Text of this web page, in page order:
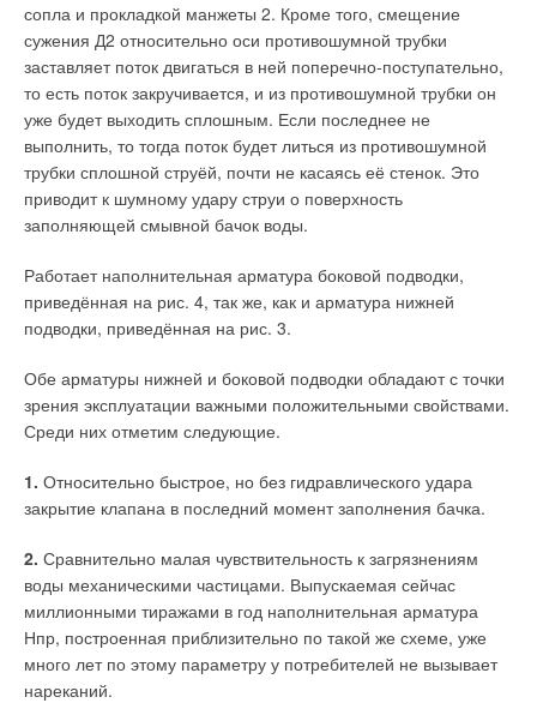
сопла и прокладкой манжеты 2. Кроме того, смещение
сужения Д2 относительно оси противошумной трубки
заставляет поток двигаться в ней поперечно-поступательно,
то есть поток закручивается, и из противошумной трубки он
уже будет выходить сплошным. Если последнее не
выполнить, то тогда поток будет литься из противошумной
трубки сплошной струёй, почти не касаясь её стенок. Это
приводит к шумному удару струи о поверхность
заполняющей смывной бачок воды.
Работает наполнительная арматура боковой подводки,
приведённая на рис. 4, так же, как и арматура нижней
подводки, приведённая на рис. 3.
Обе арматуры нижней и боковой подводки обладают с точки
зрения эксплуатации важными положительными свойствами.
Среди них отметим следующие.
1. Относительно быстрое, но без гидравлического удара
закрытие клапана в последний момент заполнения бачка.
2. Сравнительно малая чувствительность к загрязнениям
воды механическими частицами. Выпускаемая сейчас
миллионными тиражами в год наполнительная арматура
Нпр, построенная приблизительно по такой же схеме, уже
много лет по этому параметру у потребителей не вызывает
нареканий.